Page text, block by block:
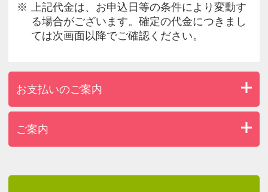
上記代金は、お申込日等の条件により変動す
る場合がございます。確定の代金につきまし
ては次画面以降でご確認ください。
お支払いのご案内
ご案内